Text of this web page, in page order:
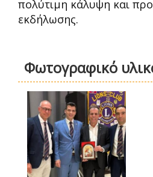
πολύτιμη κάλυψη και
εκδήλωσης.
Φωτογραφικό